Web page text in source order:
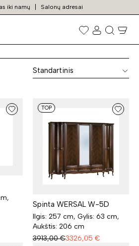
iki namų Salonų adresai
spintos
Standartinis
TOP
Spinta WERSAL W-5D
Ilgis: 257 cm, Gylis: 63 cm,
Aukštis: 206 cm
3913,00 €3326,05 €